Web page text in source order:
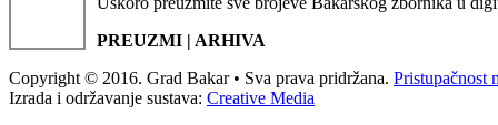
PREUZMI | ARHIVA
Copyright © 2016. Grad Bakar • Sva prava pridržana. Pristupačnost
Izrada i održavanje sustava: Creative Media